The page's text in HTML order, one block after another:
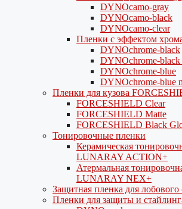
DYNOcamo-gray
DYNOcamo-black
DYNOcamo-clear
Пленки с эффектом
DYNOchrome-black
DYNOchrome-black
DYNOchrome-blue
DYNOchrome-blue
Пленки для кузова
FORCESHIELD Clear
FORCESHIELD Matte
FORCESHIELD Black
Тонировочные пленки
Керамическая
LUNARAY ACTION+
Атермальная
LUNARAY NEX+
Защитная пленка для
Пленки для защиты и